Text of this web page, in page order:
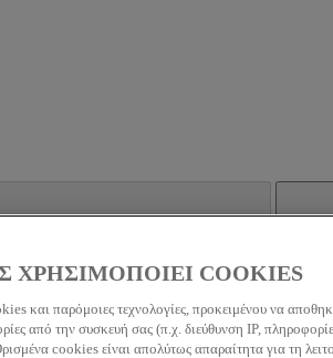
Clear
COOKIES
και παρόμοιες τεχνολογίες, προκειμένου να
από την συσκευή σας (π.χ. διεύθυνση IP,
cookies είναι απολύτως απαραίτητα για τη